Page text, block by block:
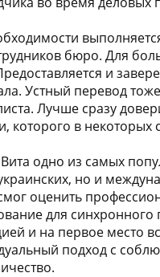
бюро. Для
и
Устный перевод
Лучше сразу
которого в некоторых
одно из самых
но и
оценить
для
и на первое место
подход с